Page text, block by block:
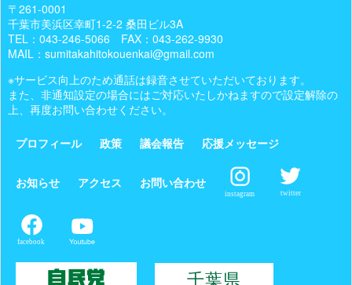
〒261-0001
千葉市美浜区幸町1-2-2 桑田ビル3A
TEL： 043-246-5066 FAX：043-262-9930
MAIL：sumitakahitokouenkai@gmail.com
※サービス向上のため通話は録音させていただいております。
また、非通知設定の場合にはご対応いたしかねますので設定解除の
上、再度お問い合わせください。
プロフィール 政策 議会報告 応援メッセージ
お知らせ アクセス お問い合わせ